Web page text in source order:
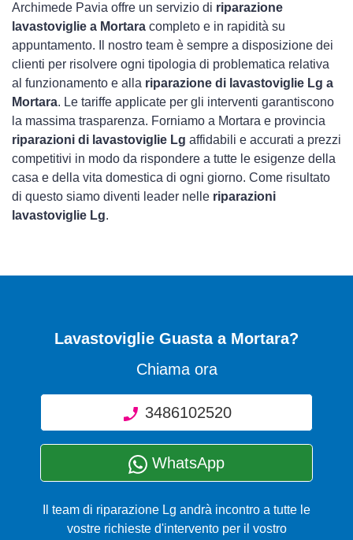
Archimede Pavia offre un servizio di riparazione
lavastoviglie a Mortara completo e in rapidità su
appuntamento. Il nostro team è sempre a disposizione dei
clienti per risolvere ogni tipologia di problematica relativa
al funzionamento e alla riparazione di lavastoviglie Lg a
Mortara. Le tariffe applicate per gli interventi garantiscono
la massima trasparenza. Forniamo a Mortara e provincia
riparazioni di lavastoviglie Lg affidabili e accurati a prezzi
competitivi in modo da rispondere a tutte le esigenze della
casa e della vita domestica di ogni giorno. Come risultato
di questo siamo diventi leader nelle riparazioni
lavastoviglie Lg.
Lavastoviglie Guastaa Mortara?
Chiama ora
3486102520
WhatsApp
Il team di riparazione Lg andrà incontro a tutte le
vostre richieste d'intervento per il vostro